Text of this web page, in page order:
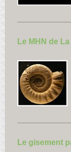
Le MHN de
Le gisement